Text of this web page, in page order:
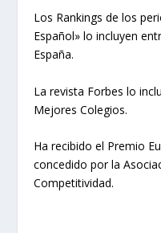
Los Rankings de los
Español» lo incluyen
España.
La revista Forbes lo
Mejores Colegios.
Ha recibido el Premio
concedido por la
Competitividad.